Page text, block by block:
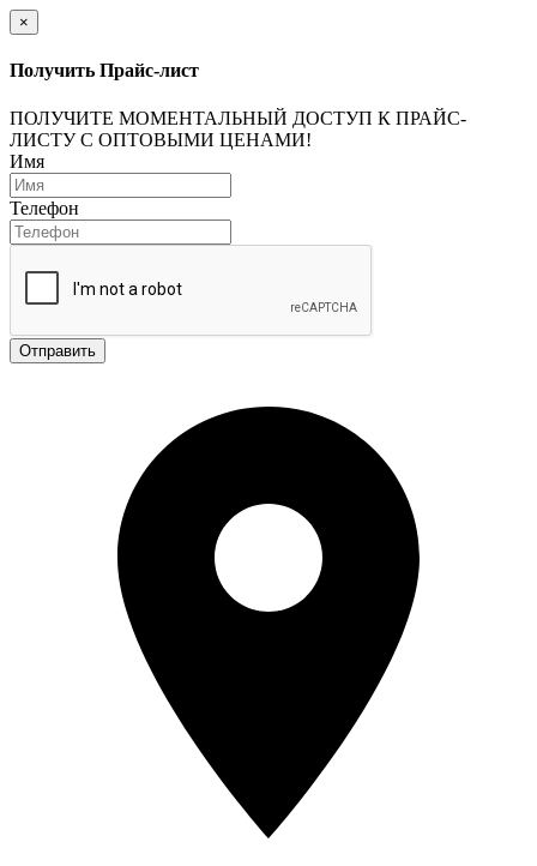
×
Получить Прайс-лист
ПОЛУЧИТЕ МОМЕНТАЛЬНЫЙ ДОСТУП К ПРАЙС-
ЛИСТУ С ОПТОВЫМИ ЦЕНАМИ!
Имя
Телефон
Отправить